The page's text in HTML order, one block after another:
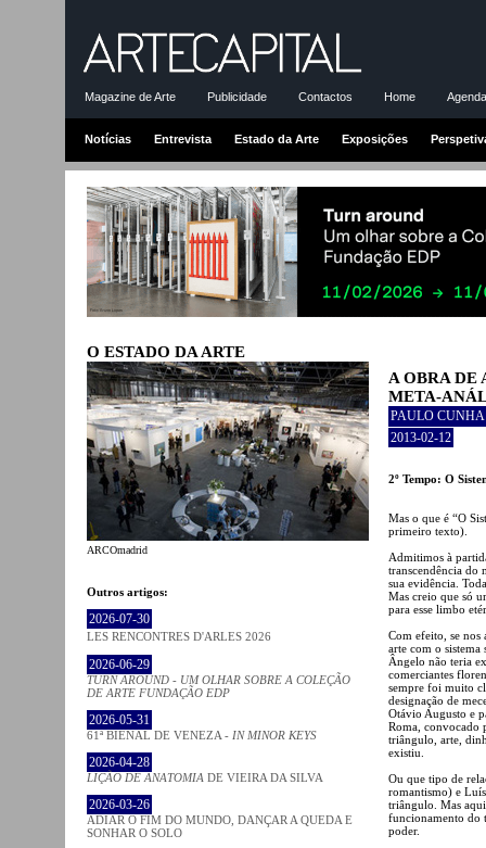
Magazine de Arte Publicidade Contactos Home
Notícias Entrevista Estado da Arte Exposições
O ESTADO DA ARTE
ARCOmadrid
Outros artigos:
2026-07-30
LES RENCONTRES D'ARLES 2026
2026-06-29
TURN AROUND - UM OLHAR SOBRE A COLEÇÃO
DE ARTE FUNDAÇÃO EDP
2026-05-31
61ª BIENAL DE VENEZA - IN MINOR KEYS
2026-04-28
LIÇÃO DE ANATOMIA DE VIEIRA DA SILVA
2026-03-26
ADIAR O FIM DO MUNDO, DANÇAR A QUEDA E
SONHAR O SOLO
A OBRA DE
META-
PAULO CUNHA
2013-02-12
2º Tempo: O
Mas o que é “O
primeiro texto).
Admitimos à
transcendência do
sua evidência.
Mas creio que só
para esse limbo
Com efeito, se nos
arte com o
Ângelo não teria
comerciantes
sempre foi muito
designação de
Otávio Augusto e
Roma, convocado
triângulo, arte,
existiu.
Ou que tipo de
romantismo) e
triângulo. Mas
funcionamento do
poder.